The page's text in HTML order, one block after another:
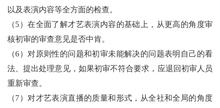
以及表演内容等全方面的检查。
（5）在全面了解才艺表演内容的基础上，从更高的角度审
核初审的审查意见是否中肯。
（6）对原则性的问题和初审未能解决的问题表明自己的看
法、提出处理意见，如果初审不符合要求，应退回初审人员
重新审查。
（7）对才艺表演直播的质量和形式，从全社和全局的角度